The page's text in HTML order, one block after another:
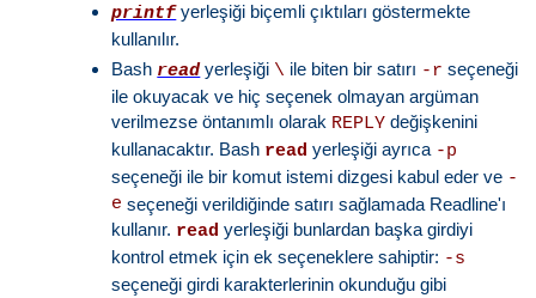
printfyerleşiği biçemli çıktıları göstermekte
kullanılır.
Bash readyerleşiği \ ile biten bir satırı -r seçeneği
ile okuyacak ve hiç seçenek olmayan argüman
verilmezse öntanımlı olarak REPLY değişkenini
kullanacaktır. Bash read yerleşiği ayrıca -p
seçeneği ile bir komut istemi dizgesi kabul eder ve -
e seçeneği verildiğinde satırı sağlamada Readline'ı
kullanır. read yerleşiği bunlardan başka girdiyi
kontrol etmek için ek seçeneklere sahiptir: -s
seçeneği girdi karakterlerinin okunduğu gibi